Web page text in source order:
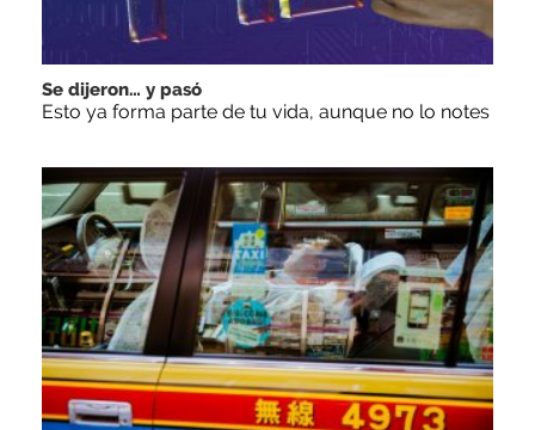
Se dijeron… y pasó
Esto ya forma parte de tu vida, aunque no lo notes